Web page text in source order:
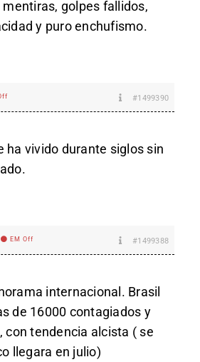
golpes fallidos,
y puro enchufismo.
#1499390
ha vivido durante siglos sin
EM Off #1499388
internacional. Brasil
de 16000 contagiados y
con tendencia alcista ( se
llegara en julio)